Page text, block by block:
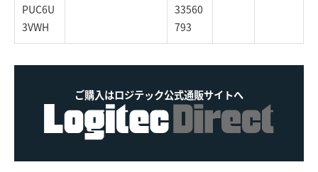
PUC6U
3VWH
33560
793
ご購入はロジテック公式通販サイトへ